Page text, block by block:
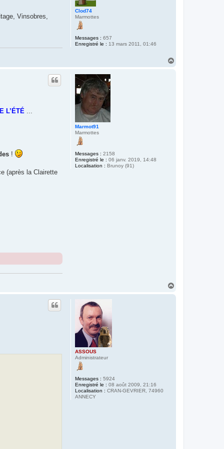
Clod74
Marmottes
Messages : 657
Enregistré le : 13 mars 2011, 01:46
Vinsobres,
Marmot91
Marmottes
Messages : 2158
Enregistré le : 06 janv. 2019, 14:48
Localisation : Brunoy (91)
L’ÉTÉ ...
!
(après la Clairette
ASSOUS
Administrateur
Messages : 5924
Enregistré le : 08 août 2009, 21:16
Localisation : CRAN-GEVRIER, 74960
ANNECY